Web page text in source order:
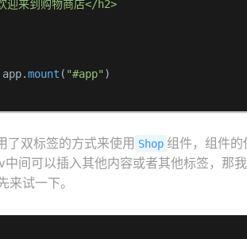
来到购物商店</h2>
app.mount ( "#app" )
了双标签的方式来使用 Shop 组件，组件
间可以插入其他内容或者其他标签，那
来试一下。